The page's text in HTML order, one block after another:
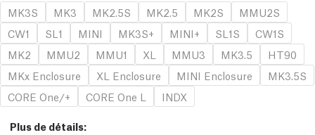
MK3S
MK3 MK2.5S MK2.5 MK2S
MMU2S
CW1
SL1 MINI MK3S+ MINI+ SL1S
CW1S
MK2
MMU2 MMU1 XL MMU3 MK3.5
HT90
MKx Enclosure
XL Enclosure MINI Enclosure
MK3.5S
CORE One/+
CORE One L INDX
Plus de détails: